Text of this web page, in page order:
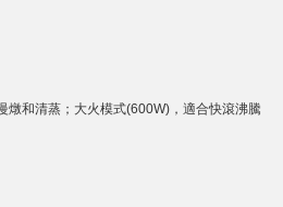
燉和清蒸；大火模式(600W)，適合快滾沸騰